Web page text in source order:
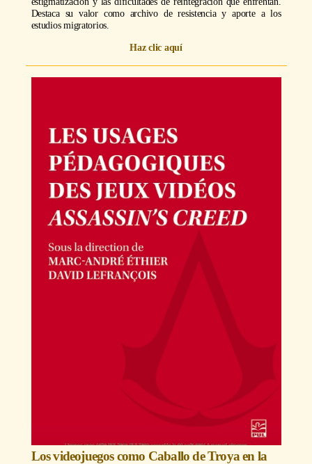
Destaca su valor como archivo de resistencia y aporte a los
estudios migratorios.
Haz clic aquí
Los videojuegos como Caballo de Troya en la